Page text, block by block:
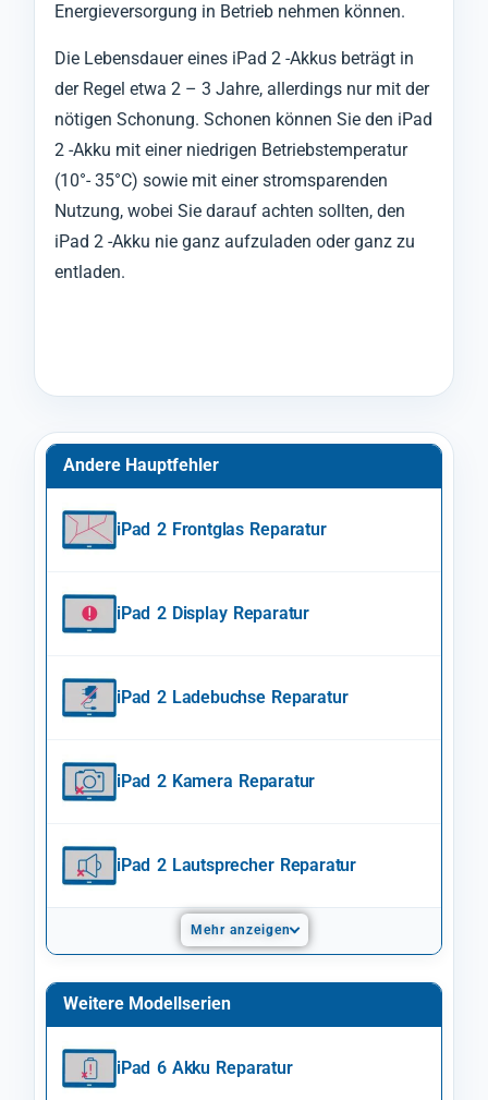
Energieversorgung in Betrieb nehmen können.
Die Lebensdauer eines iPad 2 -Akkus beträgt in
der Regel etwa 2 – 3 Jahre, allerdings nur mit der
nötigen Schonung. Schonen können Sie den iPad
2 -Akku mit einer niedrigen Betriebstemperatur
(10°- 35°C) sowie mit einer stromsparenden
Nutzung, wobei Sie darauf achten sollten, den
iPad 2 -Akku nie ganz aufzuladen oder ganz zu
entladen.
Andere Hauptfehler
iPad 2 Frontglas Reparatur
iPad 2 Display Reparatur
iPad 2 Ladebuchse Reparatur
iPad 2 Kamera Reparatur
iPad 2 Lautsprecher Reparatur
Mehr anzeigen
Weitere Modellserien
iPad 6 Akku Reparatur